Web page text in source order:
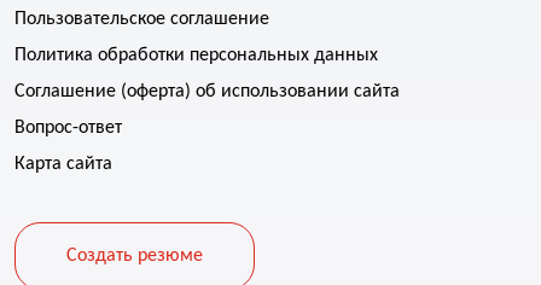
Пользовательское соглашение
Политика обработки персональных данных
Соглашение (оферта) об использовании сайта
Вопрос-ответ
Карта сайта
Создать резюме